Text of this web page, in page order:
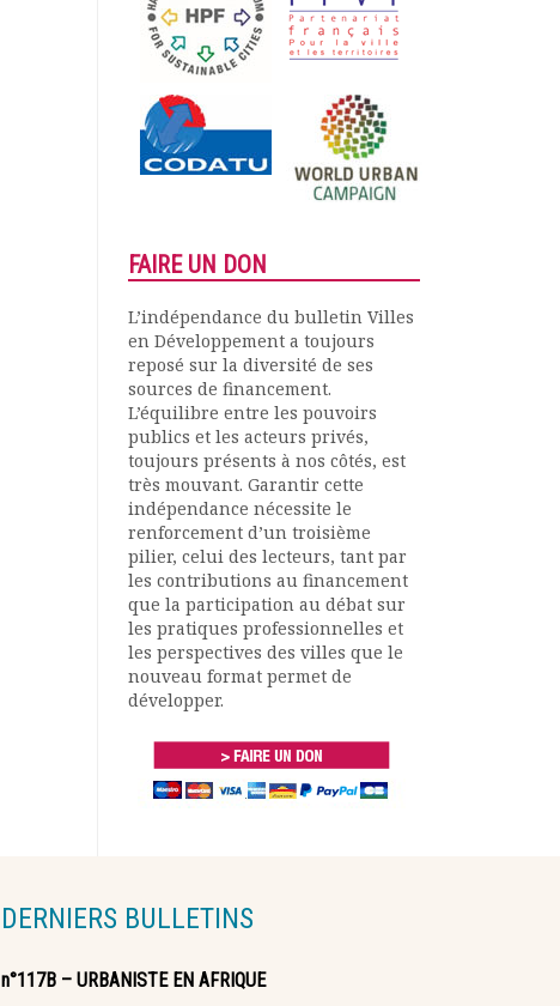
FAIRE UN DON
L’indépendance du bulletin Villes
en Développement a toujours
reposé sur la diversité de ses
sources de financement.
L’équilibre entre les pouvoirs
publics et les acteurs privés,
toujours présents à nos côtés, est
très mouvant. Garantir cette
indépendance nécessite le
renforcement d’un troisième
pilier, celui des lecteurs, tant par
les contributions au financement
que la participation au débat sur
les pratiques professionnelles et
les perspectives des villes que le
nouveau format permet de
développer.
DERNIERS BULLETINS
n°117B – URBANISTE EN AFRIQUE